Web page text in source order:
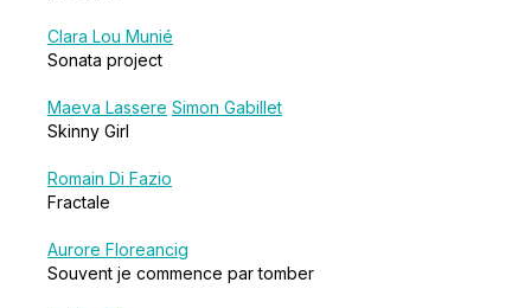
Clara Lou Munié
Sonata project
Maeva Lassere Simon Gabillet
Skinny Girl
Romain Di Fazio
Fractale
Aurore Floreancig
Souvent je commence par tomber